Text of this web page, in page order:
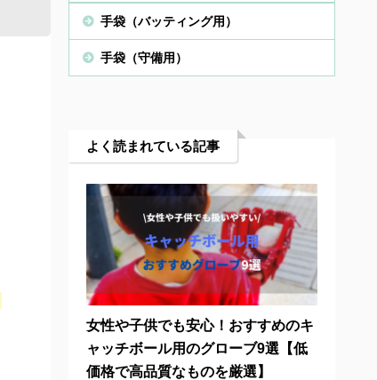
手袋（バッティング用）
手袋（守備用）
よく読まれている記事
女性や子供でも安心！おすすめのキ
ャッチボール用のグローブ9選【低
価格で高品質なものを厳選】